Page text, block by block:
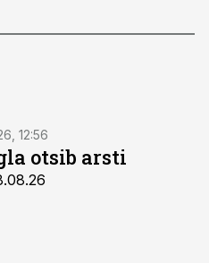
12:56
otsib arsti